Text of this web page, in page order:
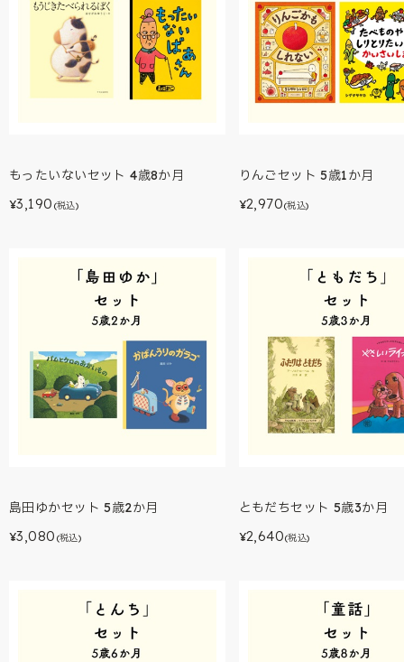
もったいないセット 4歳8か月
¥3,190 (税込)
りんごセット 5歳1か月
¥2,970(税込)
島田ゆかセット 5歳2か月
¥3,080 (税込)
ともだちセット 5歳3か月
¥2,640(税込)